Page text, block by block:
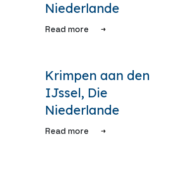
Niederlande
Read more
Krimpen aan den
IJssel, Die
Niederlande
Read more